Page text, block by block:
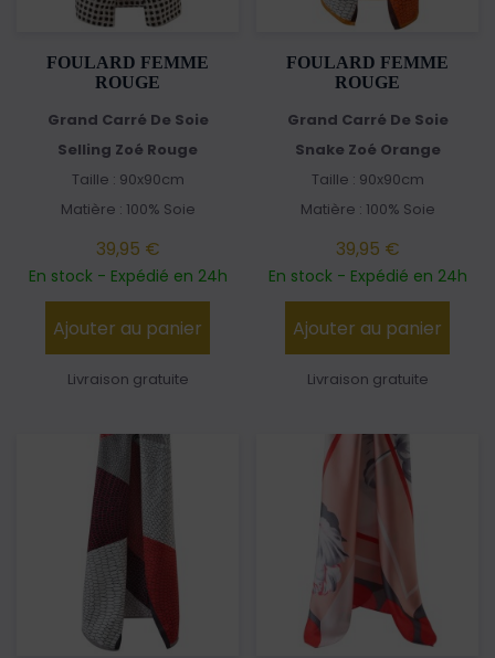
FOULARD FEMME
ROUGE
Grand Carré De Soie
Selling Zoé Rouge
Taille : 90x90cm
Matière : 100% Soie
39,95 €
En stock - Expédié en 24h
Ajouter au panier
Livraison gratuite
FOULARD FEMME
ROUGE
Grand Carré De Soie
Snake Zoé Orange
Taille : 90x90cm
Matière : 100% Soie
39,95 €
En stock - Expédié en 24h
Ajouter au panier
Livraison gratuite